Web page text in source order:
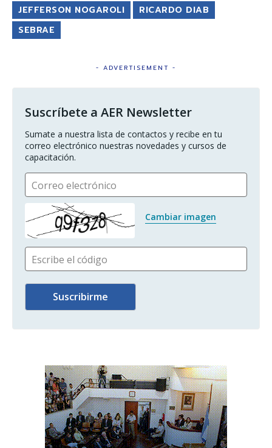
JEFFERSON NOGAROLI
RICARDO DIAB
SEBRAE
- ADVERTISEMENT -
Suscríbete a AER Newsletter
Sumate a nuestra lista de contactos y recibe en tu
correo electrónico nuestras novedades y cursos de
capacitación.
Correo electrónico
Cambiar imagen
Escribe el código